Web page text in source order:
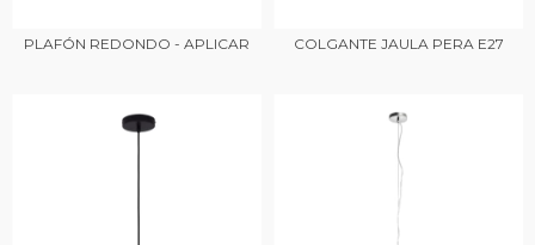
PLAFÓN REDONDO - APLICAR COLGANTE JAULA PERA E27